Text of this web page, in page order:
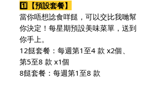
1️⃣【預設套餐】
當你唔想諗食咩餸，可以交比我哋幫
你決定！每星期預設美味菜單，送到
你手上。
12餸套餐：每週第1至4 款 x2個、
第5至8 款 x1個
8餸套餐：每週第1至8 款